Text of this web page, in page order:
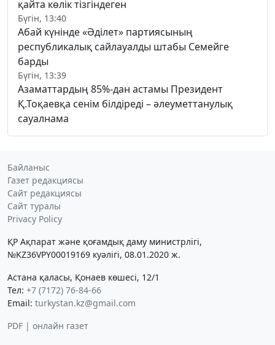
қайта көлік тізгіндеген
Бүгін, 13:40
Абай күнінде «Әділет» партиясының
республикалық сайлауалды штабы Семейге
барды
Бүгін, 13:39
Азаматтардың 85%-дан астамы Президент
Қ.Тоқаевқа сенім білдіреді – әлеуметтанулық
сауалнама
Байланыс
Газет редакциясы
Сайт редакциясы
Сайт туралы
Privacy Policy
ҚР Ақпарат және қоғамдық даму министрлігі,
№KZ36VPY00019169 куәлігі, 08.01.2020 ж.
Астана қаласы, Қонаев көшесі, 12/1
Тел: +7 (7172) 76-84-66
Email: turkystan.kz@gmail.com
PDF | онлайн газет